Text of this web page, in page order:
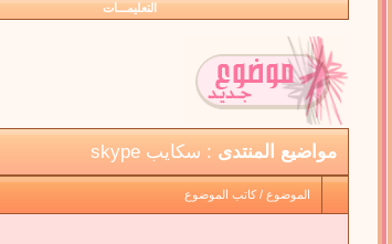
التعليمـــات
مواضيع المنتدى : سكايب skype
الموضوع /كاتب الموضوع